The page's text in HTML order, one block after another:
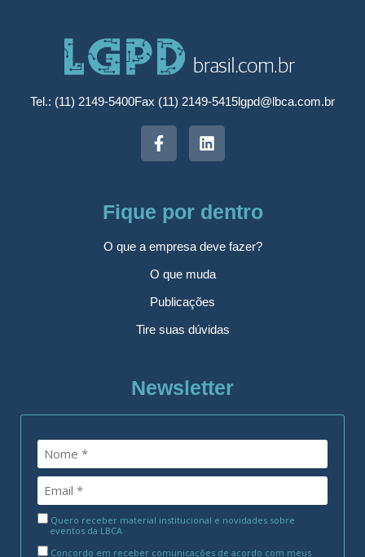
Tel.: (11) 2149-5400Fax (11) 2149-5415lgpd@lbca.com.br
Fique por dentro
O que a empresa deve fazer?
O que muda
Publicações
Tire suas dúvidas
Newsletter
Quero receber material institucional e novidades sobre
eventos da LBCA
Concordo em receber comunicações de acordo com meus